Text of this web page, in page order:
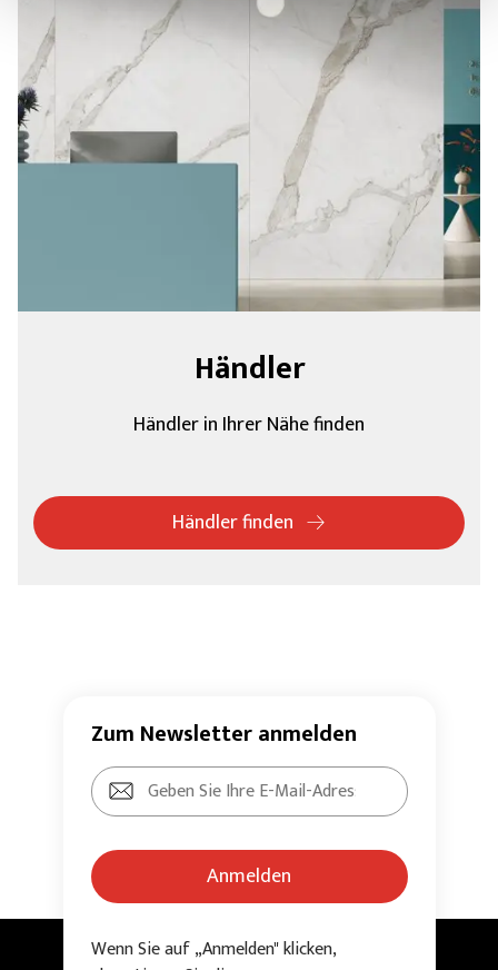
Händler
Händler in Ihrer Nähe finden
Händler finden
Zum Newsletter anmelden
Anmelden
Wenn Sie auf „Anmelden" klicken,